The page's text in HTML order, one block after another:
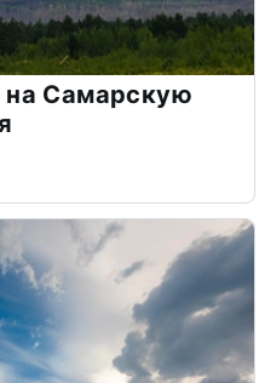
на Самарскую